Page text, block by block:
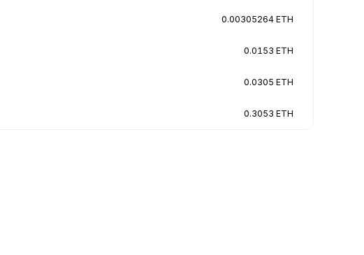
0.00305264 ETH
0.0153 ETH
0.0305 ETH
0.3053 ETH